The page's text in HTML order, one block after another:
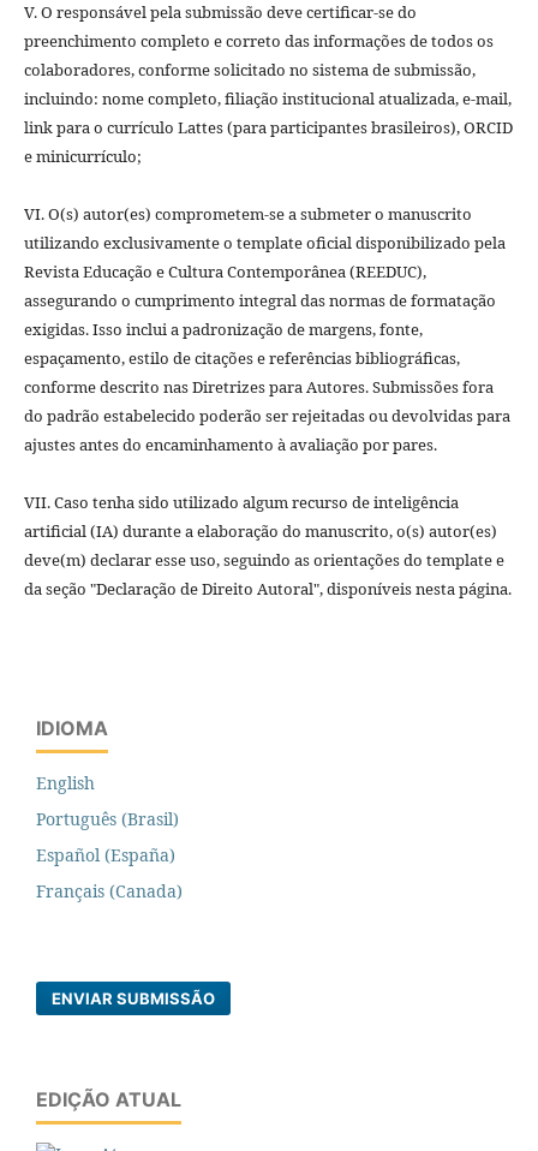
V. O responsável pela submissão deve certificar-se do
preenchimento completo e correto das informações de todos os
colaboradores, conforme solicitado no sistema de submissão,
incluindo: nome completo, filiação institucional atualizada, e-mail,
link para o currículo Lattes (para participantes brasileiros), ORCID
e minicurrículo;
VI. O(s) autor(es) comprometem-se a submeter o manuscrito
utilizando exclusivamente o template oficial disponibilizado pela
Revista Educação e Cultura Contemporânea (REEDUC),
assegurando o cumprimento integral das normas de formatação
exigidas. Isso inclui a padronização de margens, fonte,
espaçamento, estilo de citações e referências bibliográficas,
conforme descrito nas Diretrizes para Autores. Submissões fora
do padrão estabelecido poderão ser rejeitadas ou devolvidas para
ajustes antes do encaminhamento à avaliação por pares.
VII. Caso tenha sido utilizado algum recurso de inteligência
artificial (IA) durante a elaboração do manuscrito, o(s) autor(es)
deve(m) declarar esse uso, seguindo as orientações do template e
da seção "Declaração de Direito Autoral", disponíveis nesta página.
IDIOMA
English
Português (Brasil)
Español (España)
Français (Canada)
ENVIAR SUBMISSÃO
EDIÇÃO ATUAL